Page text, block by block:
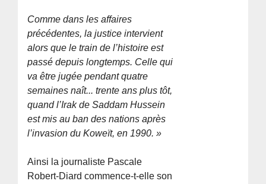
Comme dans les affaires
précédentes, la justice intervient
alors que le train de l’histoire est
passé depuis longtemps. Celle qui
va être jugée pendant quatre
semaines naît... trente ans plus tôt,
quand l’Irak de Saddam Hussein
est mis au ban des nations après
l’invasion du Koweït, en 1990. »
Ainsi la journaliste Pascale
Robert-Diard commence-t-elle son